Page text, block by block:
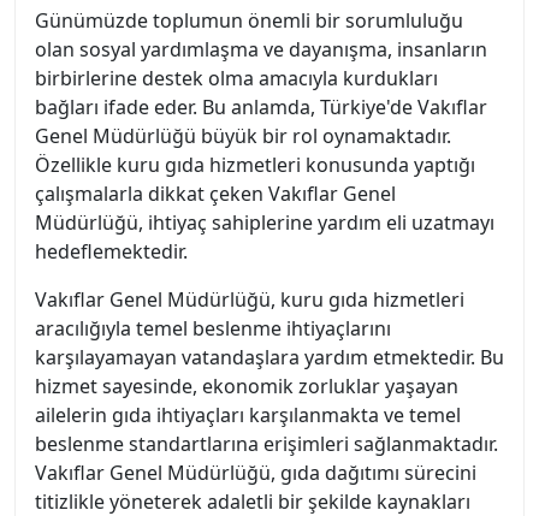
Günümüzde toplumun önemli bir sorumluluğu
olan sosyal yardımlaşma ve dayanışma, insanların
birbirlerine destek olma amacıyla kurdukları
bağları ifade eder. Bu anlamda, Türkiye'de Vakıflar
Genel Müdürlüğü büyük bir rol oynamaktadır.
Özellikle kuru gıda hizmetleri konusunda yaptığı
çalışmalarla dikkat çeken Vakıflar Genel
Müdürlüğü, ihtiyaç sahiplerine yardım eli uzatmayı
hedeflemektedir.
Vakıflar Genel Müdürlüğü, kuru gıda hizmetleri
aracılığıyla temel beslenme ihtiyaçlarını
karşılayamayan vatandaşlara yardım etmektedir. Bu
hizmet sayesinde, ekonomik zorluklar yaşayan
ailelerin gıda ihtiyaçları karşılanmakta ve temel
beslenme standartlarına erişimleri sağlanmaktadır.
Vakıflar Genel Müdürlüğü, gıda dağıtımı sürecini
titizlikle yöneterek adaletli bir şekilde kaynakları